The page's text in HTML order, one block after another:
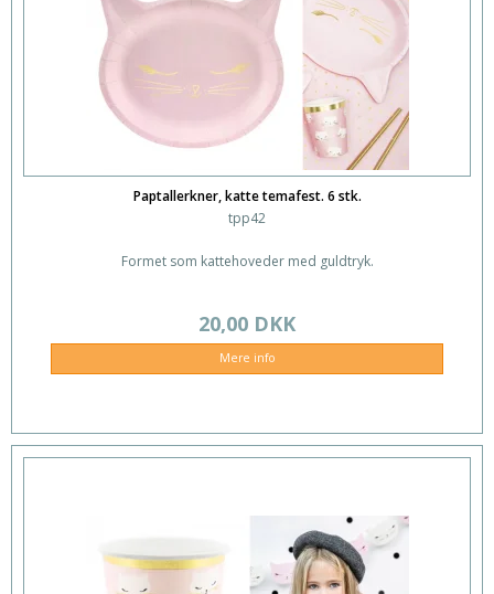
Paptallerkner, katte temafest. 6 stk.
tpp42
Formet som kattehoveder med guldtryk.
20,00 DKK
Mere info